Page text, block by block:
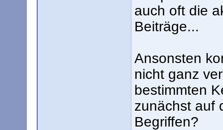
auch oft die
Beiträge...
Ansonsten
nicht ganz
bestimmten
zunächst auf
Begriffen?